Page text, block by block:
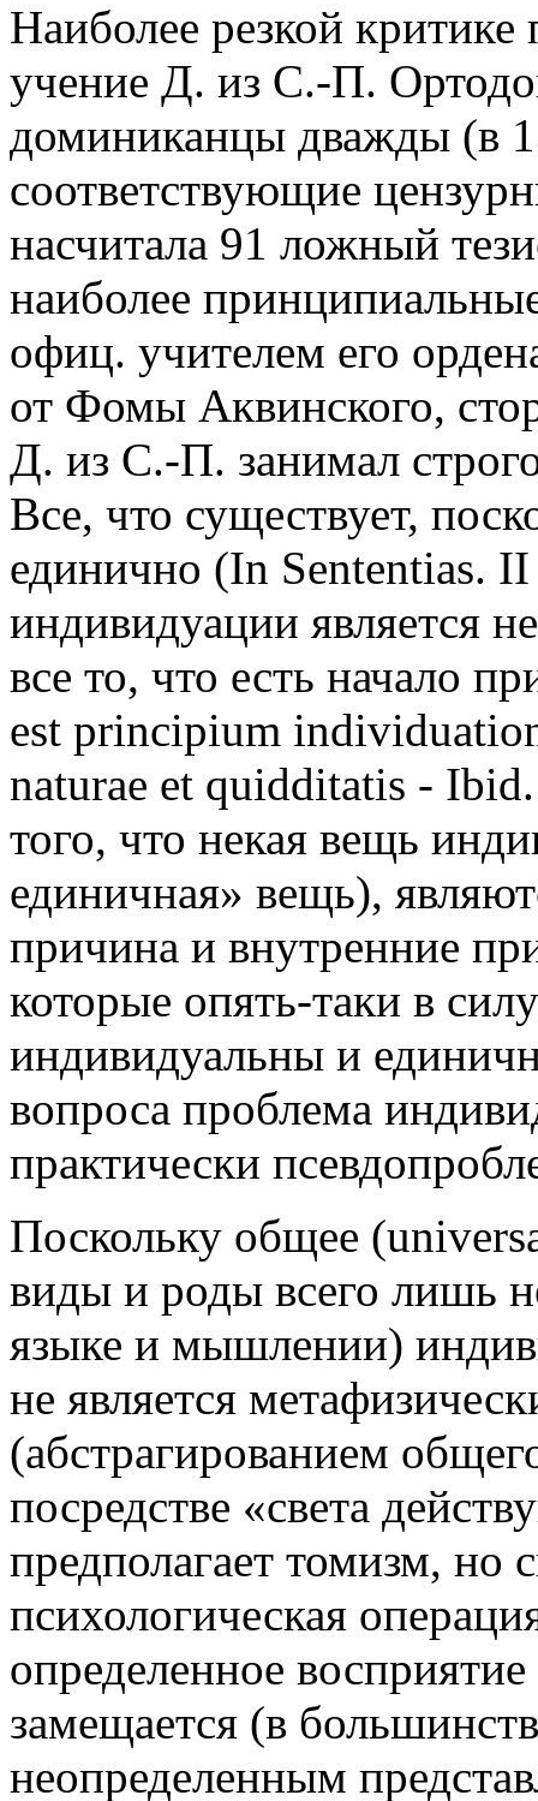
Наиболее резкой
учение Д. из С.-П.
доминиканцы дважды (в
соответствующие
насчитала 91 ложный
наиболее
офиц. учителем его
от Фомы Аквинского,
Д. из С.-П. занимал
Все, что существует,
единично (In Sententias.
индивидуации является
все то, что есть начало
est principium
naturae et quidditatis -
того, что некая вещь
единичная» вещь),
причина и внутренние
которые опять-таки в
индивидуальны и
вопроса проблема
практически
Поскольку общее
виды и роды всего лишь
языке и мышлении)
не является
(абстрагированием
посредстве «света
предполагает томизм, но
психологическая
определенное
замещается (в
неопределенным